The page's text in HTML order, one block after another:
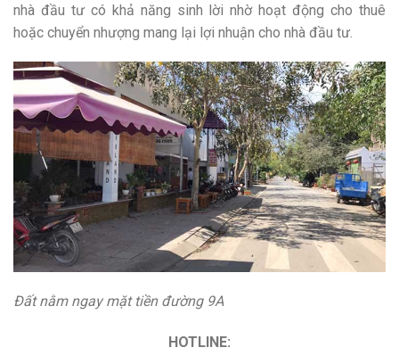
nhà đầu tư có khả năng sinh lời nhờ hoạt động cho thuê
hoặc chuyển nhượng mang lại lợi nhuận cho nhà đầu tư.
Đất nằm ngay mặt tiền đường 9A
HOTLINE: